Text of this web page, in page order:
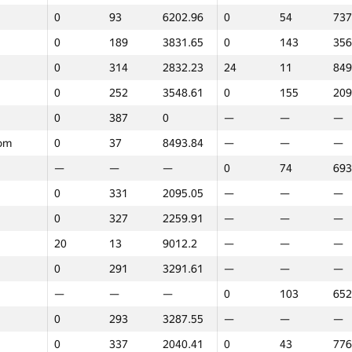
0 93 6202.96 0 54
0
189 3831.65 0 143
0
314 2832.23 24 11
0
252 3548.61 0 155
0
387 0 — —
—
0 37 8493.84 — —
—
—
— — 0 74
0
331 2095.05 — —
—
0
327 2259.91 — —
—
20
13 9012.2 — —
—
0
291 3291.61 — —
—
—
— — 0 103
0
293 3287.55 — —
—
0
337 2040.41 0 43
— — — 11 20
0
214 3776.41 — —
—
—
— — 22 12
0
214 3776.41 — —
—
0
387 0 — —
—
29
9 9160.97 0 99
0
169 4192.29 — —
—
0
88 6573.18 0 67
0
163 4255.27 0 96
0
267 3384.85 — —
—
0
387 0 — —
—
0
209 3795.81 — —
—
0
278 3311.62 — —
—
0
272 3320.45 — — —